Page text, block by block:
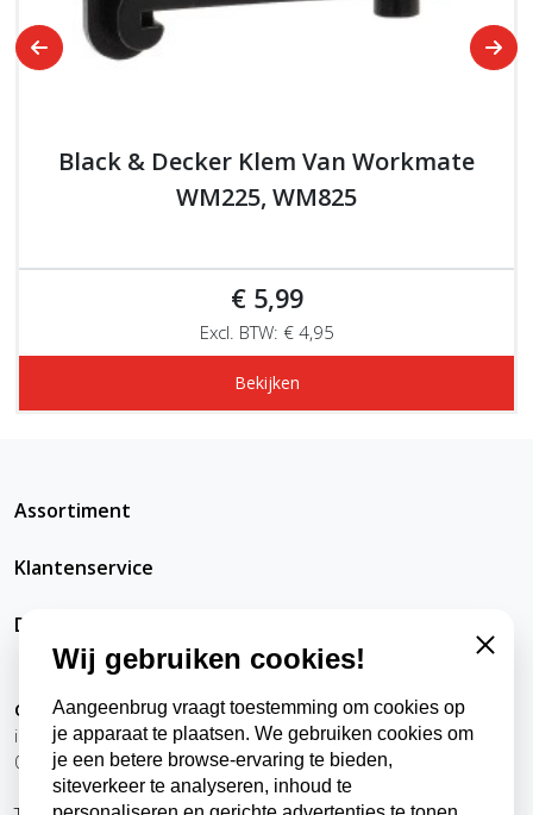
Black & Decker Klem Van Workmate
WM225, WM825
€ 5,99
Excl. BTW: € 4,95
Bekijken
Assortiment
Klantenservice
DatRepareerIkZelfWel
Contact
info@datrepareerikzelfwel.nl
0118-570024
Wij gebruiken cookies!
Aangeenbrug vraagt toestemming om cookies op
je apparaat te plaatsen. We gebruiken cookies om
je een betere browse-ervaring te bieden,
siteverkeer te analyseren, inhoud te
Close